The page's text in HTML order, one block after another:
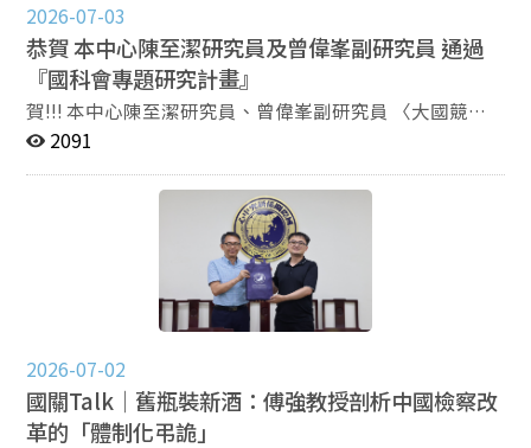
灣首份以英文出版的政治學期刊，致力於探討臺灣、中國
和東亞國內和國際事務相關議題；《問題と研究》是臺灣
唯一以日文出版的學術期刊，收錄內容包括中國研究與亞
太研究。四份期刊皆為每年3、6、9、12月出刊，《問題
與研究》及《中國大陸研究》持續收錄於TSSCI學術期刊
際期刊資料庫，《問題と研究》則收錄於華藝Airiti
國關中心的最新消息，未來四本期刊也會秉持高標準的學
術精神，持續出版優質學術作品；同時，也歡迎有志之士
踴躍投稿，共同參與榮耀。 歡迎投稿： 《問題與研究》
季刊 http://wenti.nccu.edu.tw/ 《中國大陸研究》
http://mcs.nccu.edu.tw/index.html
《Issues&Studies》http://issues.nccu.edu.tw/ 《問題
と研究》http://iirj.nccu.edu.tw/index.html
2026-07-03
恭賀 本中心陳至潔研究員及曾偉峯副研究員 通過
『國科會專題研究計畫』
賀!!! 本中心陳至潔研究員、曾偉峯副研究員 〈大國競爭
與中國對印太區域國家的脅迫態勢：基於大語言模型的比
言政治溝通的多模態研究〉 通過 『國科會專題研究計
2091
2026-07-02
國關Talk｜舊瓶裝新酒：傅強教授剖析中國檢察改
革的「體制化弔詭」